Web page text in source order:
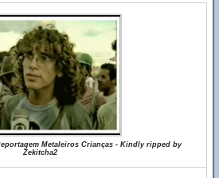
Metaleiros Crianças - Kindly ripped by
Zekitcha2